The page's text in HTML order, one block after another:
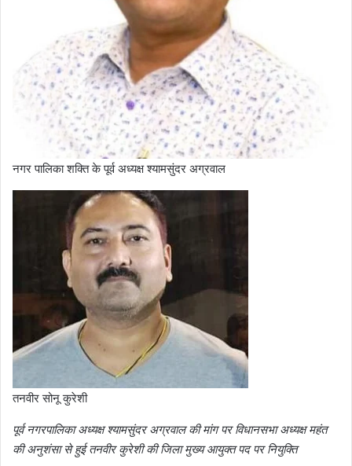
नगर पालिका शक्ति के पूर्व अध्यक्ष श्यामसुंदर अग्रवाल
तनवीर सोनू कुरेशी
पूर्व नगरपालिका अध्यक्ष श्यामसुंदर अग्रवाल की मांग पर विधानसभा अध्यक्ष महंत
की अनुशंसा से हुई तनवीर कुरेशी की जिला मुख्य आयुक्त पद पर नियुक्ति